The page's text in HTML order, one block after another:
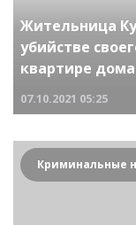
Жительница
убийстве
квартире
07.10.2021 05:25